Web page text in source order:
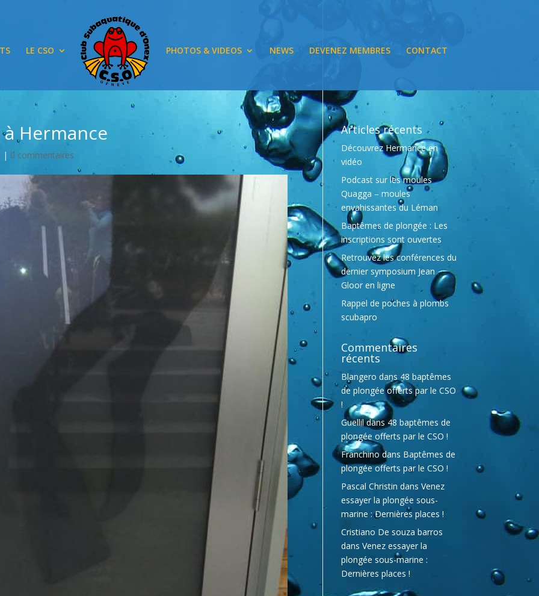
LE CSO PHOTOS & VIDEOS NEWS DEVENEZ MEMBRES CONTACT
Hermance
| 0 commentaires
Articles récents
Découvrez Hermance en
vidéo
Podcast sur les moules
Quagga – moules
envahissantes du Léman
Baptêmes de plongée : Les
inscriptions sont ouvertes
Retrouvez les conférences du
dernier symposium Jean
Gloor en ligne
Rappel de poches à plombs
scubapro
Commentaires
récents
Blangero dans48 baptêmes
de plongée offerts par le CSO
!
Guellildans48 baptêmes de
plongée offerts par le CSO !
Franchinodans Baptêmes de
plongée offerts par le CSO !
Pascal Christin dansVenez
essayer la plongée sous-
marine : Dernières places !
Cristiano De souza barros
dansVenez essayer la
plongée sous-marine :
Dernières places !